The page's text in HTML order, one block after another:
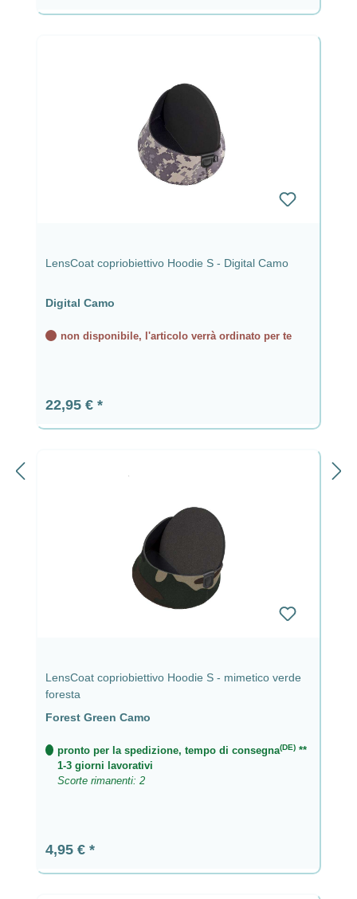
LensCoat copriobiettivo Hoodie S - Digital Camo
Digital Camo
non disponibile, l'articolo verrà ordinato per te
Prezzo normale:
22,95 €
LensCoat copriobiettivo Hoodie S - mimetico verde
foresta
Forest Green Camo
pronto per la spedizione, tempo di consegna(DE) **
1-3 giorni lavorativi
Scorte rimanenti: 2
Prezzo normale:
4,95 €